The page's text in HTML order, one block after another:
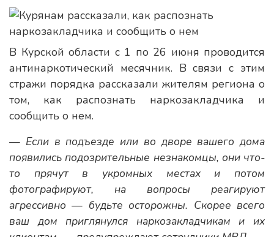
В Курской области с 1 по 26 июня проводится
антинаркотический месячник. В связи с этим
стражи порядка рассказали жителям региона о
том, как распознать наркозакладчика и
сообщить о нем.
— Если в подъезде или во дворе вашего дома
появились подозрительные незнакомцы, они что-
то прячут в укромных местах и потом
фотографируют, на вопросы реагируют
агрессивно — будьте осторожны. Скорее всего
ваш дом приглянулся наркозакладчикам и их